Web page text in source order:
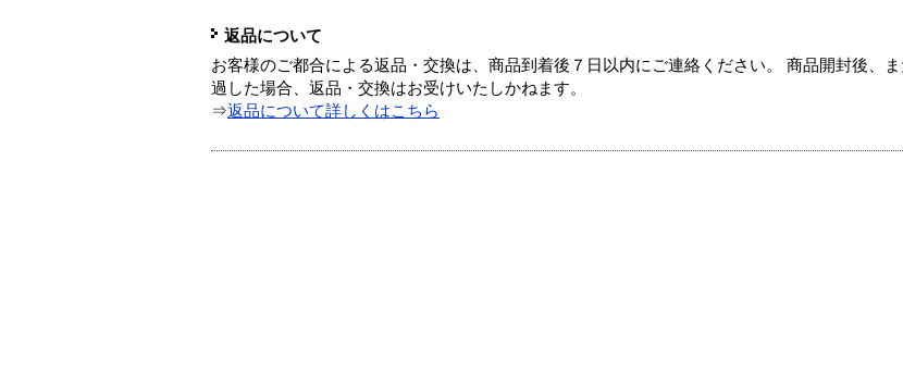
返品について
お客様のご都合による返品・交換は、商品到着後７日以内にご連絡ください。 商品開封後、
過した場合、返品・交換はお受けいたしかねます。
⇒返品について詳しくはこちら